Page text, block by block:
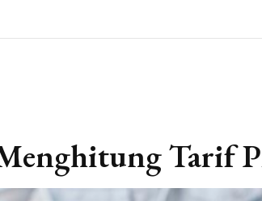
Tarif